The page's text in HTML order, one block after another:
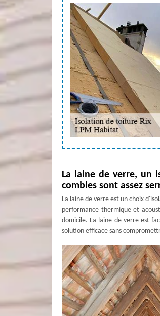
La laine de verre, un
combles sont assez
La laine de verre est un choix
performance thermique et
domicile. La laine de verre est
solution efficace sans